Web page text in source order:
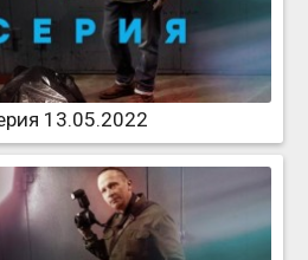
13.05.2022